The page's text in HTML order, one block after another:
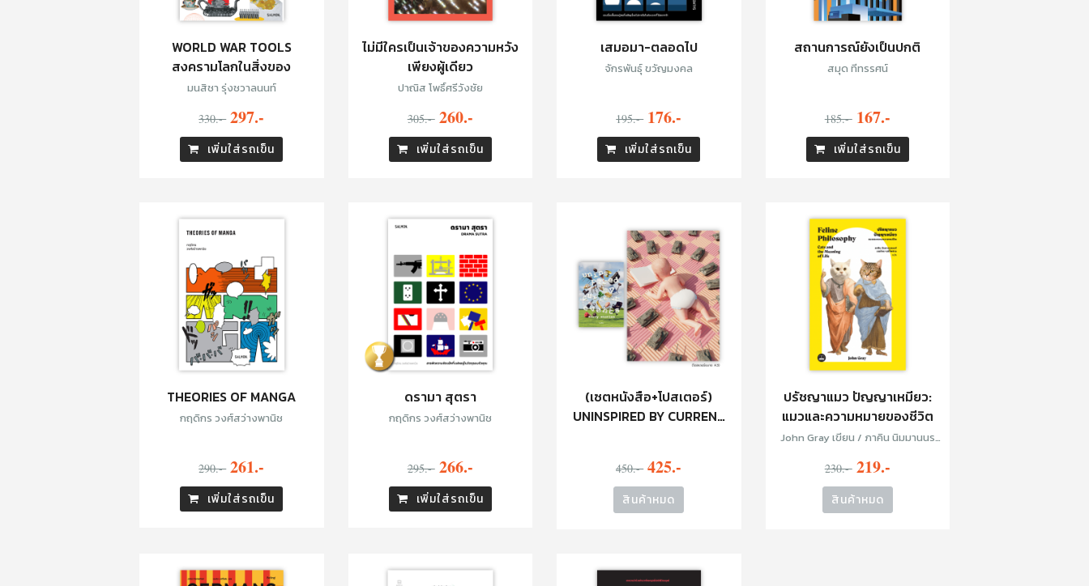
WORLD WAR TOOLS
สงครามโลกในสิ่งของ
มนสิชา รุ่งชวาลนนท์
330.- 297.-
เพิ่มใส่รถเข็น
ไม่มีใครเป็นเจ้าของความหวัง
เพียงผู้เดียว
ปาณิส โพธิ์ศรีวังชัย
305.- 260.-
เพิ่มใส่รถเข็น
เสมอมา-ตลอดไป
จักรพันธุ์ ขวัญมงคล
195.- 176.-
เพิ่มใส่รถเข็น
สถานการณ์ยังเป็นปกติ
สมุด ทีทรรศน์
185.- 167.-
เพิ่มใส่รถเข็น
THEORIES OF MANGA
กฤดิกร วงศ์สว่างพานิช
290.- 261.-
เพิ่มใส่รถเข็น
ดรามา สุตรา
กฤดิกร วงศ์สว่างพานิช
295.- 266.-
เพิ่มใส่รถเข็น
(เซตหนังสือ+โปสเตอร์)
UNINSPIRED BY CURRENT
450.- 425.-
สินค้าหมด
ปรัชญาแมว ปัญญาเหมียว:
แมวและความหมายของชีวิต
John Gray เขียน / ภาคิน นิมมานนร
230.- 219.-
สินค้าหมด